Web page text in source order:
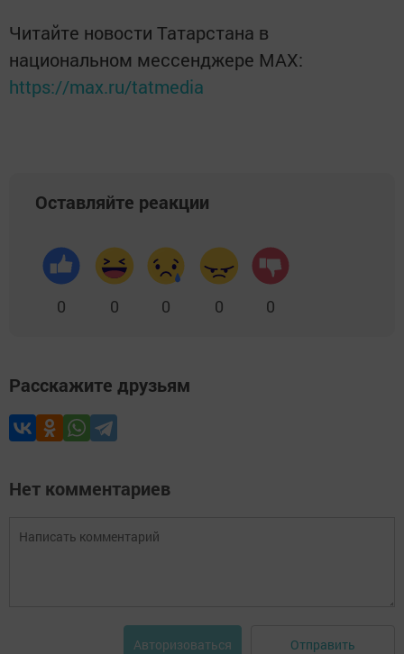
Читайте новости Татарстана в
национальном мессенджере MАХ:
https://max.ru/tatmedia
Оставляйте реакции
0 0 0 0 0
Расскажите друзьям
Нет комментариев
Авторизоваться Отправить